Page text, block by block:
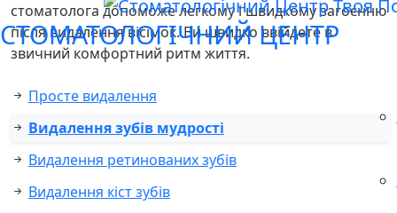
СТОМАТОЛОГІЧНИЙ ЦЕНТР
стоматолога допоможе легкому і швидкому загоєнню
після видалення вісімок. Ви швидко ввійдете в
звичний комфортний ритм життя.
Просте видалення
Видалення зубів мудрості
Видалення ретинованих зубів
Видалення кіст зубів